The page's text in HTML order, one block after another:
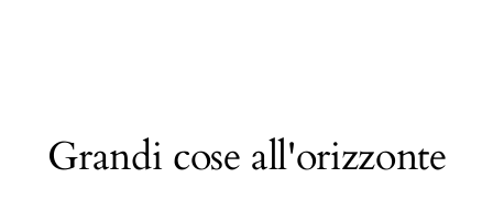
Grandi cose all'orizzonte